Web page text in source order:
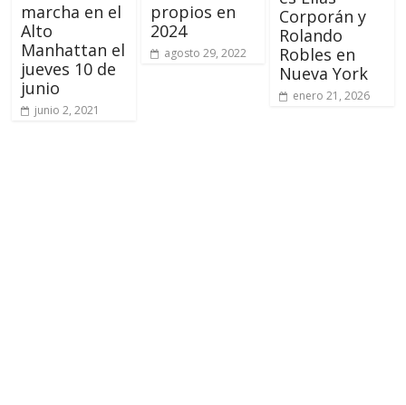
marcha en el
Alto
Manhattan el
jueves 10 de
junio
junio 2, 2021
propios en
2024
agosto 29, 2022
Corporán y
Rolando
Robles en
Nueva York
enero 21, 2026